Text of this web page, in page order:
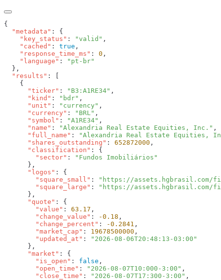
  "metadata"
    "key_status"
: "valid"
    "cached"
: true
    "response_time_ms"
: 0
    "language"
:
  "results"
      "ticker"
: "B3:A1RE34"
      "kind"
: "bdr"
      "unit"
: "currency"
      "currency"
: "BRL"
      "symbol"
: "A1RE34"
      "name"
: "Alexandria Real Estate Equities, Inc."
      "full_name"
:
"Alexandria Real Estate Equities,
      "shares_outstanding"
: 652872000
      "classification"
        "sector"
:
      "logos"
        "square_small"
:
"https://assets.hgbrasil.com/
        "square_large"
:
      "quote"
        "value"
: 63.17
        "change_value"
: -0.18
        "change_percent"
: -0.2841
        "market_cap"
: 19678500000
        "updated_at"
:
      "market"
        "is_open"
: false
        "open_time"
: "2026-08-07T10:000-3:00"
        "close_time"
: "2026-08-07T17:300-3:00"